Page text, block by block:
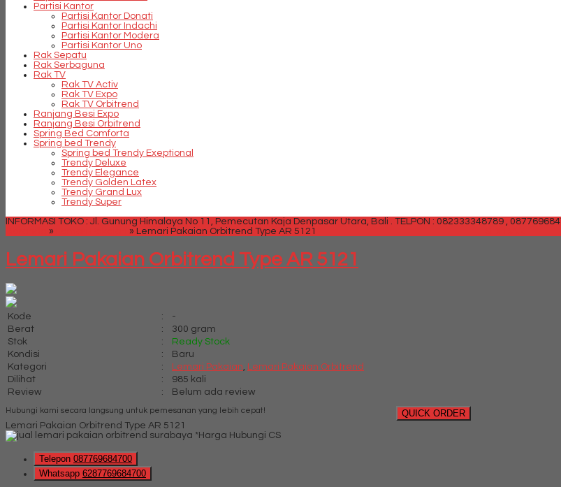
Partisi Kantor
Partisi Kantor Donati
Partisi Kantor Indachi
Partisi Kantor Modera
Partisi Kantor Uno
Rak Sepatu
Rak Serbaguna
Rak TV
Rak TV Activ
Rak TV Expo
Rak TV Orbitrend
Ranjang Besi Expo
Ranjang Besi Orbitrend
Spring Bed Comforta
Spring bed Trendy
Spring bed Trendy Exeptional
Trendy Deluxe
Trendy Elegance
Trendy Golden Latex
Trendy Grand Lux
Trendy Super
INFORMASI TOKO : Jl. Gunung Himalaya No 11, Pemecutan Kaja Denpasar Utara, Bali . TELPON : 082333348789 ,
» » Lemari Pakaian Orbitrend Type AR 5121
Lemari Pakaian Orbitrend Type AR 5121
Kode :
-
Berat
:
300 gram
Stok
:
Ready Stock
Kondisi
:
Baru
Kategori
: Lemari Pakaian Lemari Pakaian Orbitrend
Dilihat
:
985 kali
Review
: Belum ada review
QUICK ORDER
Hubungi kami secara langsung untuk pemesanan yang lebih cepat!
Lemari Pakaian Orbitrend Type AR 5121
*Harga Hubungi CS
Telepon 087769684700
Whatsapp 6287769684700